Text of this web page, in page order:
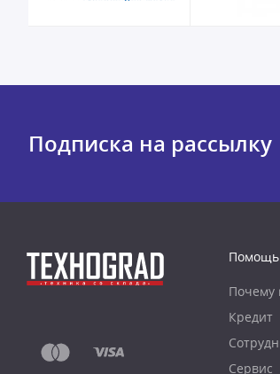
Подписка на рассылку
Помощь
Почему
Кредит
Сервис